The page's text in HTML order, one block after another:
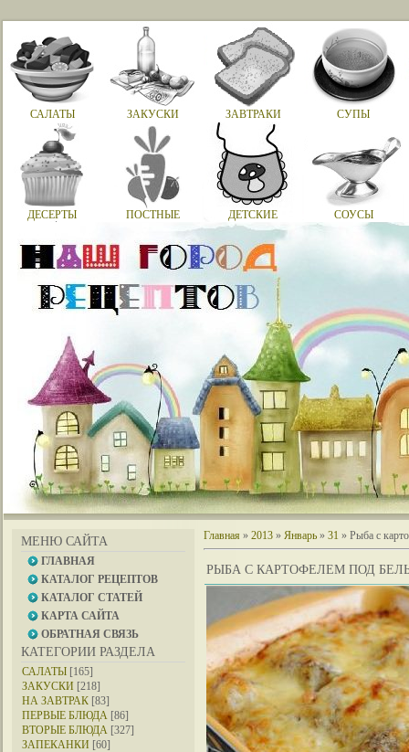
САЛАТЫ ЗАКУСКИ ЗАВТРАКИ СУПЫ
ДЕСЕРТЫ ПОСТНЫЕ ДЕТСКИЕ СОУСЫ
МЕНЮ САЙТА
ГЛАВНАЯ
КАТАЛОГ РЕЦЕПТОВ
КАТАЛОГ СТАТЕЙ
КАРТА САЙТА
ОБРАТНАЯ СВЯЗЬ
КАТЕГОРИИ РАЗДЕЛА
САЛАТЫ [165]
ЗАКУСКИ [218]
НА ЗАВТРАК [83]
ПЕРВЫЕ БЛЮДА [86]
ВТОРЫЕ БЛЮДА [327]
ЗАПЕКАНКИ [60]
Главная » 2013 » Январь » 31 » Рыба с
РЫБА С КАРТОФЕЛЕМ ПОД